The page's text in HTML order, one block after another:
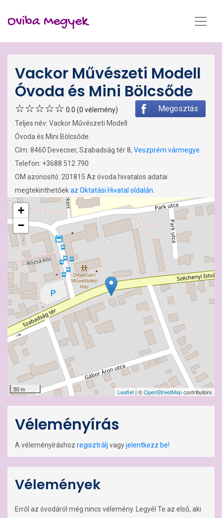
Oviba Megyek
Vackor Művészeti Modell
Óvoda és Mini Bölcsőde
Megosztás
0.0 (0 vélemény)
Teljes név: Vackor Művészeti Modell
Óvoda és Mini Bölcsőde
Cím: 8460 Devecser, Szabadság tér 8, Veszprém vármegye
Telefon: +3688 512 790
OM azonosító: 201815 Az óvoda hivatalos adatai
megtekinthetőekaz Oktatási Hivatal oldalán
+
−
50 m Leaflet | ©OpenStreetMapcontributors
Véleményírás
A véleményíráshoz regisztrálj vagyjelentkezz be!
Vélemények
Erről az óvodáról még nincs vélemény. Legyél Te az első, aki